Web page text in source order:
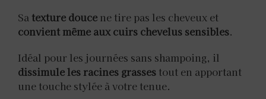
Satexture douce ne tire pas les cheveux et
convient même aux cuirs chevelus sensibles.
Idéal pour les journées sans shampoing, il
dissimule les racines grasses tout en apportant
une touche stylée à votre tenue.